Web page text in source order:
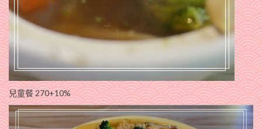
兒童餐 270+10%